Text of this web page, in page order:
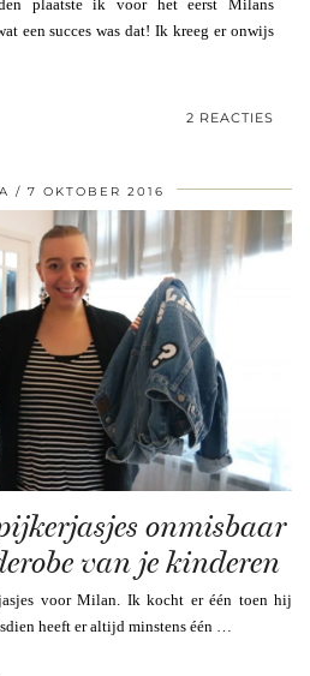
plaatste ik voor het eerst Milans
een succes was dat! Ik kreeg er onwijs
2 REACTIES
7 OKTOBER 2016
onmisbaar
van je kinderen
voor Milan. Ik kocht er één toen hij
heeft er altijd minstens één …